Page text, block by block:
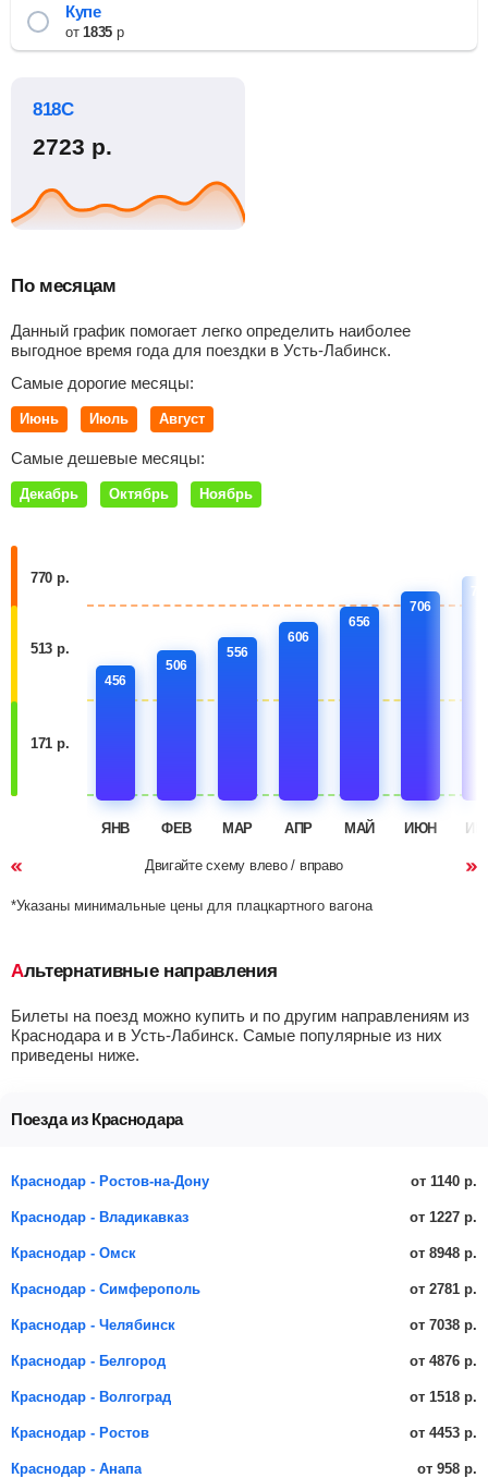
Купе
от1835р
818С
2723 р.
По месяцам
Данный график помогает легко определить наиболее
выгодное время года для поездки в Усть-Лабинск.
Самые дорогие месяцы:
Июнь Июль Август
Самые дешевые месяцы:
Декабрь Октябрь Ноябрь
770 р.
513 р.
171 р.
456
ЯНВ
506
ФЕВ
556
МАР
606
АПР
656
МАЙ
706
ИЮН
Двигайте схему влево / вправо
*Указаны минимальные цены для плацкартного вагона
Альтернативные направления
Билеты на поезд можно купить и по другим направлениям из
Краснодара и в Усть-Лабинск. Самые популярные из них
приведены ниже.
Поезда из Краснодара
Краснодар - Ростов-на-Дону от 1140 р.
Краснодар - Владикавказ от 1227 р.
Краснодар - Омск от 8948 р.
Краснодар - Симферополь от 2781 р.
Краснодар - Челябинск от 7038 р.
Краснодар - Белгород от 4876 р.
Краснодар - Волгоград от 1518 р.
Краснодар - Ростов от 4453 р.
Краснодар - Анапа от 958 р.